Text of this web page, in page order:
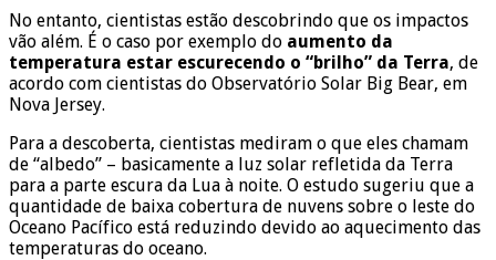
No entanto, cientistas estão descobrindo que os impactos
vão além. É o caso por exemplo do aumento da
temperatura estar escurecendo o “brilho” da Terra, de
acordo com cientistas do Observatório Solar Big Bear, em
Nova Jersey.
Para a descoberta, cientistas mediram o que eles chamam
de “albedo” – basicamente a luz solar refletida da Terra
para a parte escura da Lua à noite. O estudo sugeriu que a
quantidade de baixa cobertura de nuvens sobre o leste do
Oceano Pacífico está reduzindo devido ao aquecimento das
temperaturas do oceano.